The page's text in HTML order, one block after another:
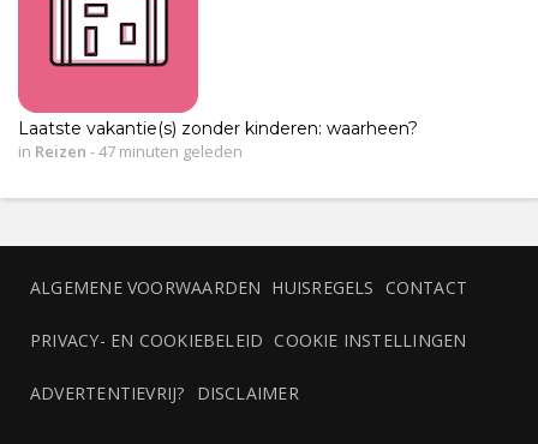
Laatste vakantie(s) zonder kinderen: waarheen?
in Reizen -47 minuten geleden
ALGEMENE VOORWAARDEN HUISREGELS CONTACT
PRIVACY- EN COOKIEBELEID COOKIE INSTELLINGEN
ADVERTENTIEVRIJ? DISCLAIMER